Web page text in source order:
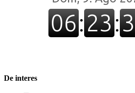
De interes